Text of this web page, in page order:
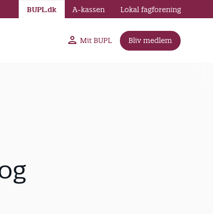
Mit BUPL Bliv medlem
BUPL.dk A-kassen Lokal fagforening